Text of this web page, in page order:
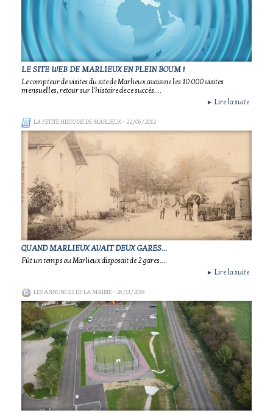
LE SITE WEB DE MARLIEUX EN PLEIN BOUM !
Le compteur de visites du site de Marlieux avoisine les 10 000 visites
mensuelles, retour sur l'histoire de ce succès....
► Lire la suite
LA PETITE HISTOIRE DE MARLIEUX- 22/06/2012
QUAND MARLIEUX AVAIT DEUX GARES...
Fût un temps ou Marlieux disposait de 2 gares....
► Lire la suite
LES ANNONCES DE LA MAIRIE- 26/11/2019